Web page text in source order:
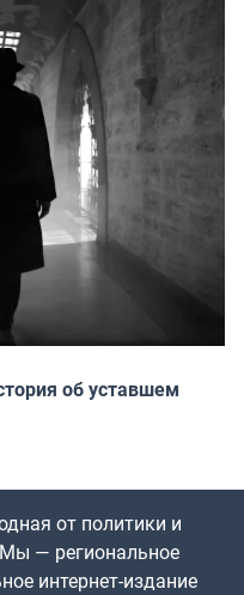
об уставшем
от политики и
— региональное
интернет-издание